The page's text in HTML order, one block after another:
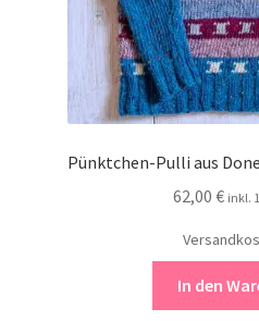
Pünktchen-Pulli aus
62,00 € inkl.
In den